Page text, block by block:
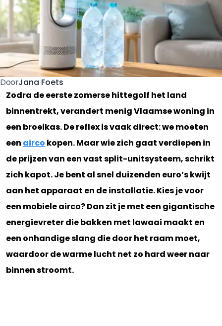
DoorJana Foets
Zodra de eerste zomerse hittegolf het land
binnentrekt, verandert menig Vlaamse woning in
een broeikas. De reflex is vaak direct: we moeten
een airco kopen. Maar wie zich gaat verdiepen in
de prijzen van een vast split-unitsysteem, schrikt
zich kapot. Je bent al snel duizenden euro’s kwijt
aan het apparaat en de installatie. Kies je voor
een mobiele airco? Dan zit je met een gigantische
energievreter die bakken met lawaai maakt en
een onhandige slang die door het raam moet,
waardoor de warme lucht net zo hard weer naar
binnen stroomt.